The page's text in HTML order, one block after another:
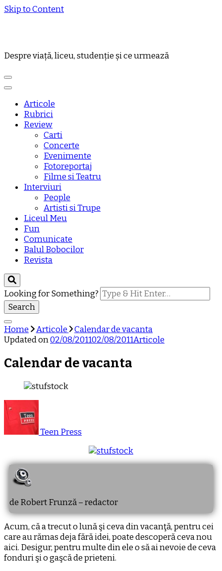
Skip to Content
Despre viață, liceu, studenție și ce urmează
Articole
Rubrici
Review
Carti
Concerte
Evenimente
Fotoreportaj
Filme si Teatru
Interviuri
People
Artisti si Trupe
Liceul Meu
Fun
Comunicate
Balul Bobocilor
Revista
Looking for Something?
Home Articole
Calendar de vacanta
Updated on02/08/201102/08/2011Articole
Calendar de vacanta
Teen Press
de Robert Frunză – redactor
Acum, că a trecut o lună şi ceva din vacanţă, pentru cei
care au rămas deja fără idei, poate descoperă ceva nou
aici. Desigur, pentru multe din ele o să ai nevoie de ceva
fonduri şi o gaşcă de prieteni.